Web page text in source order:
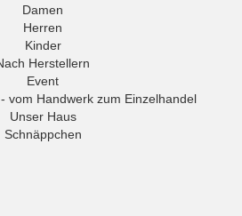
Andrea Conti
ANWR
anwr Schuh
ANXXXX
Apple of Eden
Ara
Mehr
Damen
Herren
Kinder
Herstellern
Event
vom Handwerk zum Einzelhandel
Unser Haus
Schnäppchen